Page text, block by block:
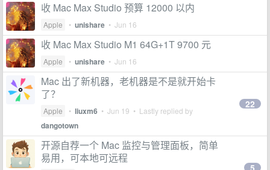
收 Mac Max Studio 预算 12000 以内
Apple • unishare • Jun 16
收 Mac Max Studio M1 64G+1T 9700 元
Apple • unishare • Jun 16
Mac 出了新机器，老机器是不是就开始卡
了？
Apple • liuxm6 • Jun 19 • Lastly replied by
dangotown
22
开源自荐一个 Mac 监控与管理面板，简单
易用，可本地可远程
5